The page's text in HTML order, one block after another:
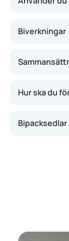
Biverkningar
Hur ska du
Bipacksedlar